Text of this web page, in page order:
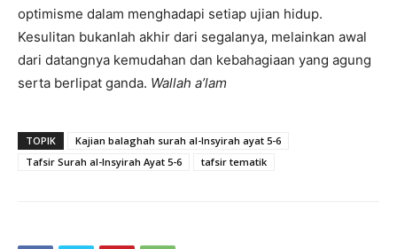
optimisme dalam menghadapi setiap ujian hidup.
Kesulitan bukanlah akhir dari segalanya, melainkan awal
dari datangnya kemudahan dan kebahagiaan yang agung
serta berlipat ganda. Wallah a’lam
TOPIK
Kajian balaghah surah al-Insyirah ayat 5-6
Tafsir Surah al-Insyirah Ayat 5-6
tafsir tematik